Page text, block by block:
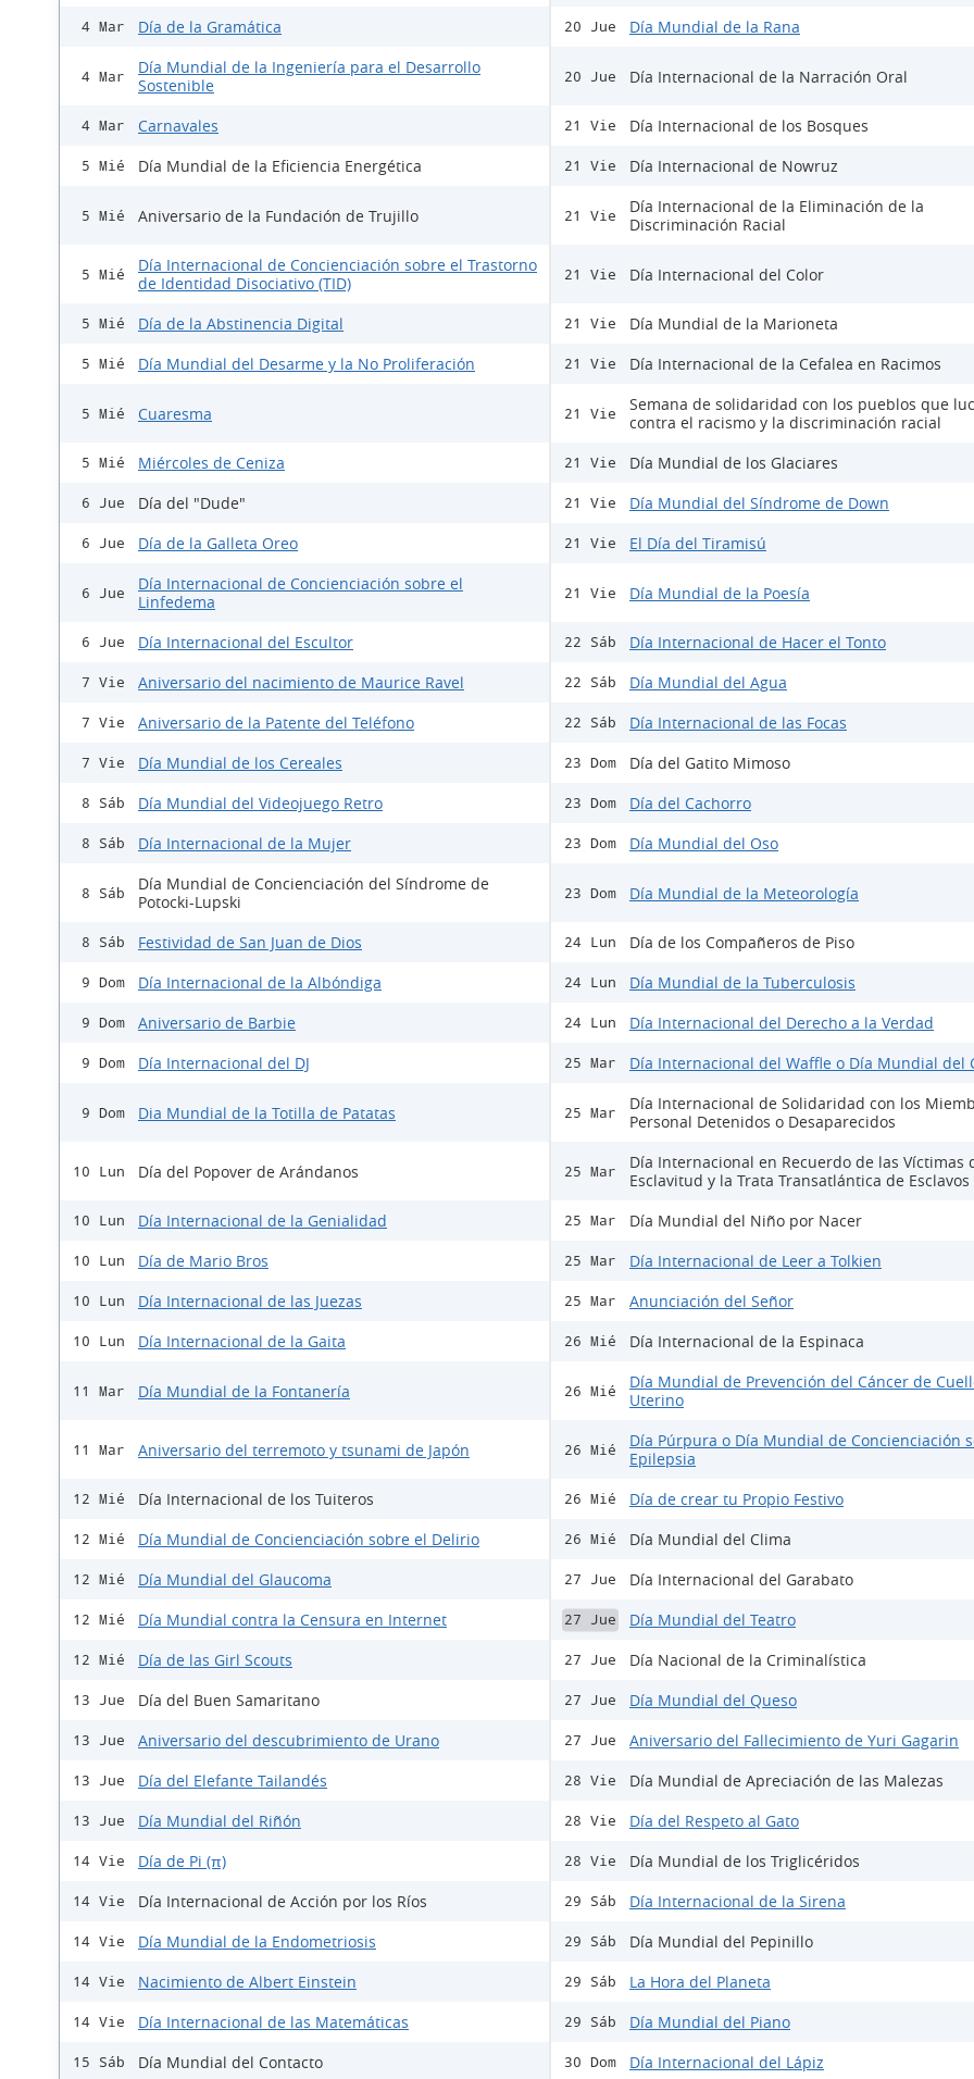
4 Mar Día de la Gramática
4 Mar
Día Mundial de la Ingeniería para el Desarrollo
Sostenible
4 Mar Carnavales
5 Mié Día Mundial de la Eficiencia Energética
5 Mié Aniversario de la Fundación de Trujillo
5 Mié
Día Internacional de Concienciación sobre el Trastorno
de Identidad Disociativo (TID)
5 Mié Día de la Abstinencia Digital
5 Mié Día Mundial del Desarme y la No Proliferación
5 Mié Cuaresma
5 Mié Miércoles de Ceniza
6 Jue Día del "Dude"
6 Jue Día de la Galleta Oreo
6 Jue
Día Internacional de Concienciación sobre el
Linfedema
6 Jue Día Internacional del Escultor
7 Vie Aniversario del nacimiento de Maurice Ravel
7 Vie Aniversario de la Patente del Teléfono
7 Vie Día Mundial de los Cereales
8 Sáb Día Mundial del Videojuego Retro
8 Sáb Día Internacional de la Mujer
8 Sáb
Día Mundial de Concienciación del Síndrome de
Potocki-Lupski
8 Sáb Festividad de San Juan de Dios
9 Dom Día Internacional de la Albóndiga
9 Dom Aniversario de Barbie
9 Dom Día Internacional del DJ
9 Dom Dia Mundial de la Totilla de Patatas
10 Lun Día del Popover de Arándanos
10 Lun Día Internacional de la Genialidad
10 Lun Día de Mario Bros
10 Lun Día Internacional de las Juezas
10 Lun Día Internacional de la Gaita
11 Mar Día Mundial de la Fontanería
11 Mar Aniversario del terremoto y tsunami de Japón
12 Mié Día Internacional de los Tuiteros
12 Mié Día Mundial de Concienciación sobre el Delirio
12 Mié Día Mundial del Glaucoma
12 Mié Día Mundial contra la Censura en Internet
12 Mié Día de las Girl Scouts
13 Jue Día del Buen Samaritano
13 Jue Aniversario del descubrimiento de Urano
13 Jue Día del Elefante Tailandés
13 Jue Día Mundial del Riñón
14 Vie Día de Pi (π)
14 Vie Día Internacional de Acción por los Ríos
14 Vie Día Mundial de la Endometriosis
14 Vie Nacimiento de Albert Einstein
14 Vie Día Internacional de las Matemáticas
15 Sáb Día Mundial del Contacto
20 Jue Día Mundial de la Rana
20 Jue Día Internacional de la Narración Oral
21 Vie Día Internacional de los Bosques
21 Vie Día Internacional de Nowruz
21 Vie
Día Internacional de la Eliminación de la
Discriminación Racial
21 Vie Día Internacional del Color
21 Vie Día Mundial de la Marioneta
21 Vie Día Internacional de la Cefalea en Racimos
21 Vie
Semana de solidaridad con los pueblos que
contra el racismo y la discriminación racial
21 Vie Día Mundial de los Glaciares
21 Vie Día Mundial del Síndrome de Down
21 Vie El Día del Tiramisú
21 Vie Día Mundial de la Poesía
22 Sáb Día Internacional de Hacer el Tonto
22 Sáb Día Mundial del Agua
22 Sáb Día Internacional de las Focas
23 Dom Día del Gatito Mimoso
23 Dom Día del Cachorro
23 Dom Día Mundial del Oso
23 Dom Día Mundial de la Meteorología
24 Lun Día de los Compañeros de Piso
24 Lun Día Mundial de la Tuberculosis
24 Lun Día Internacional del Derecho a la Verdad
25 Mar Día Internacional del Waffle o Día Mundial del
25 Mar
Día Internacional de Solidaridad con los
Personal Detenidos o Desaparecidos
25 Mar
Día Internacional en Recuerdo de las Víctimas
Esclavitud y la Trata Transatlántica de Esclavos
25 Mar Día Mundial del Niño por Nacer
25 Mar Día Internacional de Leer a Tolkien
25 Mar Anunciación del Señor
26 Mié Día Internacional de la Espinaca
26 Mié
Día Mundial de Prevención del Cáncer de
Uterino
26 Mié
Día Púrpura o Día Mundial de Concienciación
Epilepsia
26 Mié Día de crear tu Propio Festivo
26 Mié Día Mundial del Clima
27 Jue Día Internacional del Garabato
27 Jue Día Mundial del Teatro
27 Jue Día Nacional de la Criminalística
27 Jue Día Mundial del Queso
27 Jue Aniversario del Fallecimiento de Yuri Gagarin
28 Vie Día Mundial de Apreciación de las Malezas
28 Vie Día del Respeto al Gato
28 Vie Día Mundial de los Triglicéridos
29 Sáb Día Internacional de la Sirena
29 Sáb Día Mundial del Pepinillo
29 Sáb La Hora del Planeta
29 Sáb Día Mundial del Piano
30 Dom Día Internacional del Lápiz